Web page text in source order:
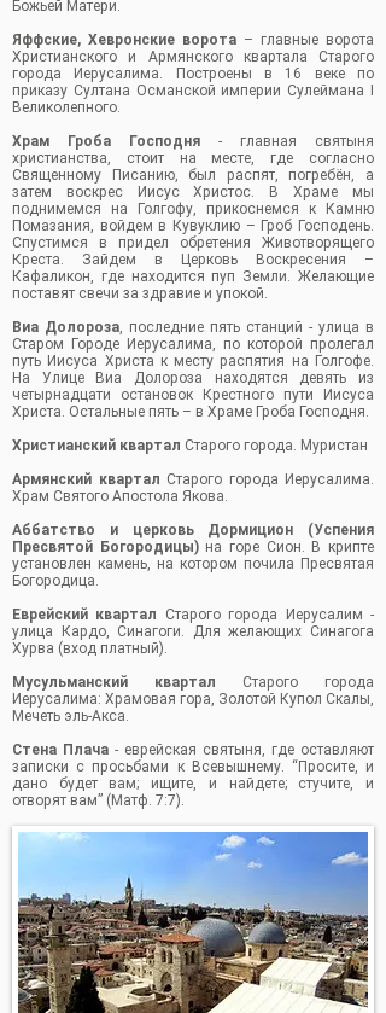
Божьей Матери.
Яффские, Хевронские ворота – главные ворота
Христианского и Армянского квартала Старого
города Иерусалима. Построены в 16 веке по
приказу Султана Османской империи Сулеймана I
Великолепного.
Храм Гроба Господня - главная святыня
христианства, стоит на месте, где согласно
Священному Писанию, был распят, погребён, а
затем воскрес Иисус Христос. В Храме мы
поднимемся на Голгофу, прикоснемся к Камню
Помазания, войдем в Кувуклию – Гроб Господень.
Спустимся в придел обретения Животворящего
Креста. Зайдем в Церковь Воскресения –
Кафаликон, где находится пуп Земли. Желающие
поставят свечи за здравие и упокой.
Виа Долороза, последние пять станций - улица в
Старом Городе Иерусалима, по которой пролегал
путь Иисуса Христа к месту распятия на Голгофе.
На Улице Виа Долороза находятся девять из
четырнадцати остановок Крестного пути Иисуса
Христа. Остальные пять – в Храме Гроба Господня.
Христианский квартал Старого города. Муристан
Армянский квартал Старого города Иерусалима.
Храм Святого Апостола Якова.
Аббатство и церковь Дормицион (Успения
Пресвятой Богородицы)на горе Сион. В крипте
установлен камень, на котором почила Пресвятая
Богородица.
Еврейский квартал
Старого города Иерусалим -
улица Кардо, Синагоги. Для желающих Синагога
Хурва (вход платный).
Мусульманский квартал Старого города
Иерусалима: Храмовая гора, Золотой Купол Скалы,
Мечеть эль-Акса.
Стена Плача - еврейская святыня, где оставляют
записки с просьбами к Всевышнему. “Просите, и
дано будет вам; ищите, и найдете; стучите, и
отворят вам” (Матф. 7:7).